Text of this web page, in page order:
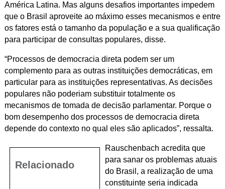
América Latina. Mas alguns desafios importantes impedem
que o Brasil aproveite ao máximo esses mecanismos e entre
os fatores está o tamanho da população e a sua qualificação
para participar de consultas populares, disse.
“Processos de democracia direta podem ser um
complemento para as outras instituições democráticas, em
particular para as instituições representativas. As decisões
populares não poderiam substituir totalmente os
mecanismos de tomada de decisão parlamentar. Porque o
bom desempenho dos processos de democracia direta
depende do contexto no qual eles são aplicados”, ressalta.
Relacionado
Rauschenbach acredita que
para sanar os problemas atuais
do Brasil, a realização de uma
constituinte seria indicada